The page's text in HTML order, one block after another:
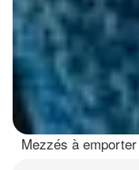
Mezzés à